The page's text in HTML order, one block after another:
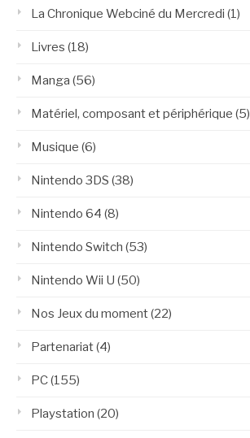
La Chronique Webciné du Mercredi (1)
Livres (18)
Manga (56)
Matériel, composant et périphérique (5)
Musique (6)
Nintendo 3DS (38)
Nintendo 64 (8)
Nintendo Switch (53)
Nintendo Wii U (50)
Nos Jeux du moment(22)
Partenariat(4)
PC(155)
Playstation (20)